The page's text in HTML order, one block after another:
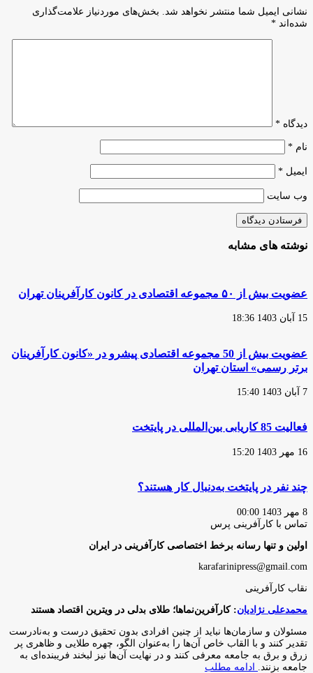
امیرکبیر برگزار
شد
گذشت؟
نشانی ایمیل شما منتشر نخواهد شد.
بخش‌های موردنیاز علامت‌گذاری
شده‌اند *
دیدگاه *
نام *
ایمیل *
وب‌ سایت
نوشته های مشابه
عضویت بیش از ۵۰ مجموعه اقتصادی در کانون کارآفرینان تهران
15 آبان 1403 18:36
عضویت بیش از 50 مجموعه اقتصادی پیشرو در «کانون کارآفرینان
برتر رسمی» استان تهران
7 آبان 1403 15:40
فعالیت 85 کاریابی بین‌المللی در پایتخت
16 مهر 1403 15:20
چند نفر در پایتخت به‌دنبال کار هستند؟
8 مهر 1403 00:00
تماس با کارآفرینی پرس
اولین و تنها رسانه برخط اختصاصی کارآفرینی در ایران
karafarinipress@gmail.com
نقاب کارآفرینی
محمدعلی نژادیان: کارآفرین‌نماها؛ طلای بدلی در ویترین اقتصاد هستند
مسئولان و سازمان‌ها نباید از چنین افرادی بدون تحقیق درست و به‌نادرست
تقدیر کنند و با القاب خاص آ‌ن‌ها را به‌عنوان الگو، چهره طلایی و ظاهری پر
زرق و برق به جامعه معرفی کنند و در نهایت آن‌ها نیز لبخند فریبنده‌ای به
جامعه بزنند.
ادامه مطلب